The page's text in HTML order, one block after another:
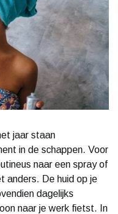
jaar staan
in de schappen. Voor
naar een spray of
anders. De huid op je
dagelijks
naar je werk fietst. In